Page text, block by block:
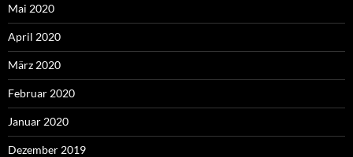
Mai 2020
April 2020
März 2020
Februar 2020
Januar 2020
Dezember 2019